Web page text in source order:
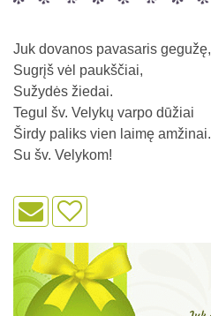
Juk dovanos pavasaris gegužę,
Sugrįš vėl paukščiai,
Sužydės žiedai.
Tegul šv. Velykų varpo dūžiai
Širdy paliks vien laimę amžinai.
Su šv. Velykom!